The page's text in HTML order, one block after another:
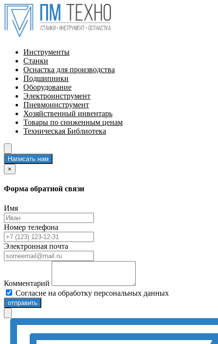
Инструменты
Станки
Оснастка для производства
Подшипники
Оборудование
Электроинструмент
Пневмоинструмент
Хозяйственный инвентарь
Товары по сниженным ценам
Техническая Библиотека
Написать нам
×
Форма обратной связи
Имя
Номер телефона
Электронная почта
Комментарий
Согласие на обработку персональных данных
отправить